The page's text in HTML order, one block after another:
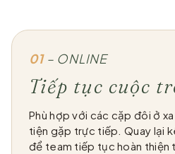
01 – ONLINE
Tiếp tục cuộc
Phù hợp với các cặp đôi ở
tiện gặp trực tiếp. Quay lại
để team tiếp tục hoàn thiện